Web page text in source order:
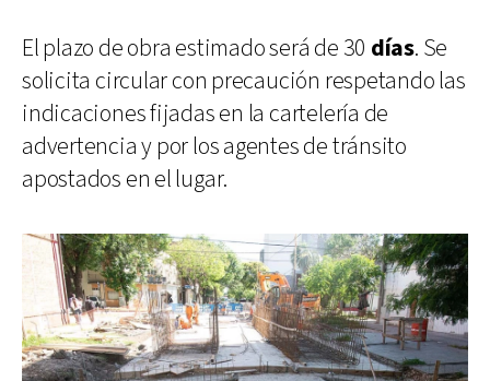
El plazo de obra estimado será de 30 días. Se
solicita circular con precaución respetando las
indicaciones fijadas en la cartelería de
advertencia y por los agentes de tránsito
apostados en el lugar.